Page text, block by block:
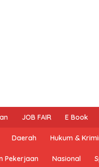
JOB FAIR E Book
Daerah Hukum &
Pekerjaan Nasional